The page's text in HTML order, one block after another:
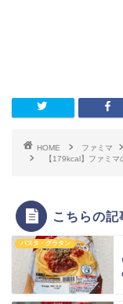
HOME ファミマ
【179kcal】ファミ
こちらの記
パスタ・グラタン